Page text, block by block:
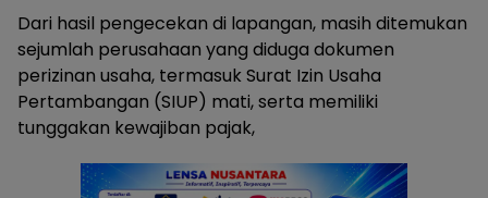
Dari hasil pengecekan di lapangan, masih ditemukan
sejumlah perusahaan yang diduga dokumen
perizinan usaha, termasuk Surat Izin Usaha
Pertambangan (SIUP) mati, serta memiliki
tunggakan kewajiban pajak,